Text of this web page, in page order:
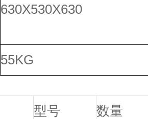
630X530X630
55KG
型号
数量